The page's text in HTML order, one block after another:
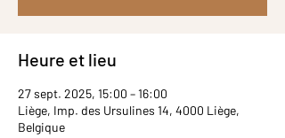
Heure et lieu
27 sept. 2025, 15:00 – 16:00
Liège, Imp. des Ursulines 14, 4000 Liège,
Belgique